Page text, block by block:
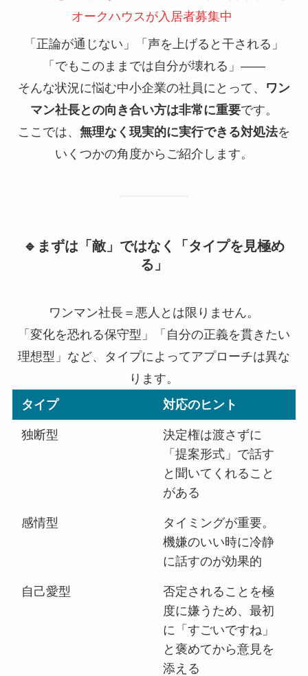
オークハウスが入居者募集中
「正論が通じない」「声を上げると干される」
「でもこのままでは自分が壊れる」——
そんな状況に悩む中小企業の社員にとって、 ワン
マン社長との向き合い方は非常に重要です。
ここでは、 無理なく現実的に実行できる対処法を
いくつかの角度からご紹介します。
🔹まずは「敵」ではなく「タイプを見極め
る」
ワンマン社長＝悪人とは限りません。
「変化を恐れる保守型」「自分の正義を貫きたい
理想型」など、タイプによってアプローチは異な
ります。
タイプ
対応のヒント
独断型
決定権は渡さずに
「提案形式」で話す
と聞いてくれること
がある
感情型
タイミングが重要。
機嫌のいい時に冷静
に話すのが効果的
自己愛型
否定されることを極
度に嫌うため、最初
に「すごいですね」
と褒めてから意見を
添える